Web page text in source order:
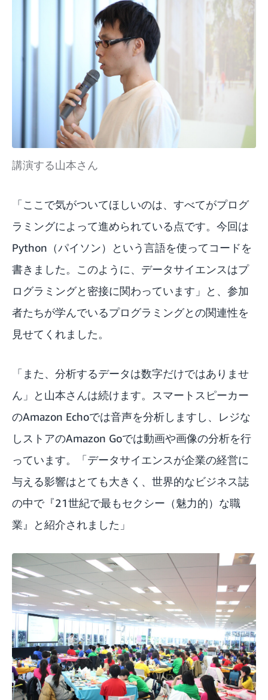
講演する山本さん
「ここで気がついてほしいのは、すべてがプログ
ラミングによって進められている点です。今回は
Python（パイソン）という言語を使ってコードを
書きました。このように、データサイエンスはプ
ログラミングと密接に関わっています」と、参加
者たちが学んでいるプログラミングとの関連性を
見せてくれました。
「また、分析するデータは数字だけではありませ
ん」と山本さんは続けます。スマートスピーカー
のAmazon Echoでは音声を分析しますし、レジな
しストアのAmazon Goでは動画や画像の分析を行
っています。「データサイエンスが企業の経営に
与える影響はとても大きく、世界的なビジネス誌
の中で『21世紀で最もセクシー（魅力的）な職
業』と紹介されました」